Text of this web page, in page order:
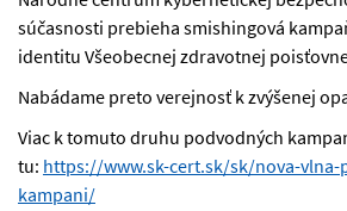
súčasnosti prebieha smishingová
identitu Všeobecnej zdravotnej
Nabádame preto verejnosť k zvýšenej
Viac k tomuto druhu podvodných
tu: https://www.sk-cert.sk/sk/nova-vlna-
kampani/